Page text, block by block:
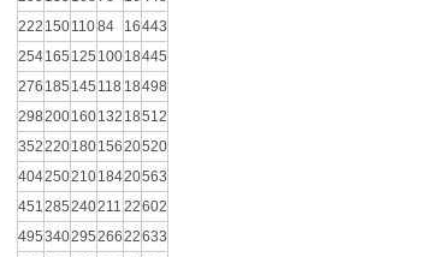
222 15011084 16443
254165 125 10018445
276 185 145 118 18498
298200160132 18512
35222018015620520
40425021018420563
451285240211 22602
49534029526622633